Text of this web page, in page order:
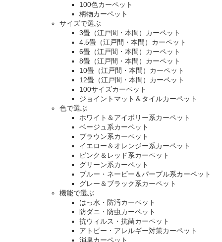
100色カーペット
柄物カーペット
サイズで選ぶ
3畳（江戸間・本間）カーペット
4.5畳（江戸間・本間）カーペット
6畳（江戸間・本間）カーペット
8畳（江戸間・本間）カーペット
10畳（江戸間・本間）カーペット
12畳（江戸間・本間）カーペット
100サイズカーペット
ジョイントマット＆タイルカーペット
色で選ぶ
ホワイト＆アイボリー系カーペット
ベージュ系カーペット
ブラウン系カーペット
イエロー＆オレンジー系カーペット
ピンク＆レッド系カーペット
グリーン系カーペット
ブルー・ネービー＆パープル系カーペット
グレー＆ブラック系カーペット
機能で選ぶ
はっ水・防汚カーペット
防ダニ・防虫カーペット
抗ウィルス・抗菌カーペット
アトピー・アレルギー対策カーペット
消臭カーペット